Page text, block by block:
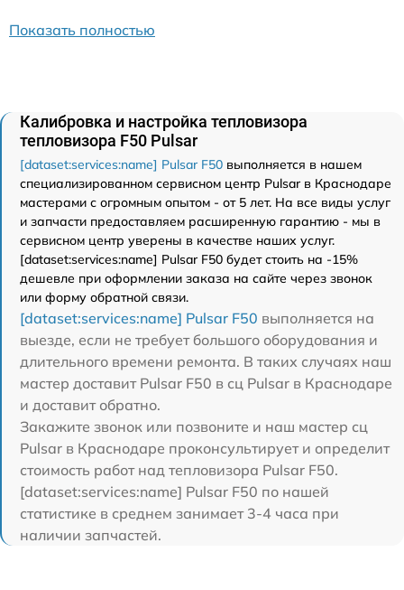
Показать полностью
Калибровка и настройка тепловизора
тепловизора F50 Pulsar
[dataset:services:name] Pulsar F50 выполняется в нашем
специализированном сервисном центр Pulsar в Краснодаре
мастерами с огромным опытом - от 5 лет. На все виды услуг
и запчасти предоставляем расширенную гарантию - мы в
сервисном центр уверены в качестве наших услуг.
[dataset:services:name] Pulsar F50 будет стоить на -15%
дешевле при оформлении заказа на сайте через звонок
или форму обратной связи.
[dataset:services:name] Pulsar F50 выполняется на
выезде, если не требует большого оборудования и
длительного времени ремонта. В таких случаях наш
мастер доставит Pulsar F50 в сц Pulsar в Краснодаре
и доставит обратно.
Закажите звонок или позвоните и наш мастер сц
Pulsar в Краснодаре проконсультирует и определит
стоимость работ над тепловизора Pulsar F50.
[dataset:services:name] Pulsar F50 по нашей
статистике в среднем занимает 3-4 часа при
наличии запчастей.